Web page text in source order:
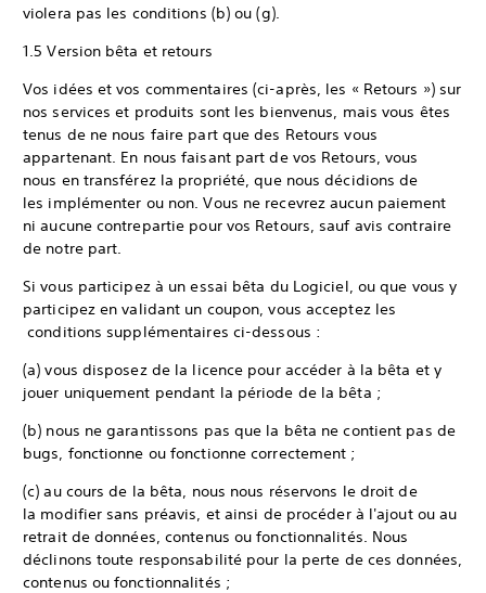
violera pas les conditions (b) ou (g).
1.5 Version bêta et retours
Vos idées et vos commentaires (ci-après, les « Retours ») sur
nos services et produits sont les bienvenus, mais vous êtes
tenus de ne nous faire part que des Retours vous
appartenant. En nous faisant part de vos Retours, vous
nous en transférez la propriété, que nous décidions de
les implémenter ou non. Vous ne recevrez aucun paiement
ni aucune contrepartie pour vos Retours, sauf avis contraire
de notre part.
Si vous participez à un essai bêta du Logiciel, ou que vous y
participez en validant un coupon, vous acceptez les
conditions supplémentaires ci-dessous :
(a) vous disposez de la licence pour accéder à la bêta et y
jouer uniquement pendant la période de la bêta ;
(b) nous ne garantissons pas que la bêta ne contient pas de
bugs, fonctionne ou fonctionne correctement ;
(c) au cours de la bêta, nous nous réservons le droit de
la modifier sans préavis, et ainsi de procéder à l'ajout ou au
retrait de données, contenus ou fonctionnalités. Nous
déclinons toute responsabilité pour la perte de ces données,
contenus ou fonctionnalités ;